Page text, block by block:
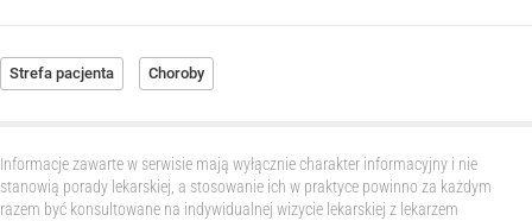
Strefa pacjenta Choroby
Informacje zawarte w serwisie mają wyłącznie charakter informacyjny i nie
stanowią porady lekarskiej, a stosowanie ich w praktyce powinno za każdym
razem być konsultowane na indywidualnej wizycie lekarskiej z lekarzem